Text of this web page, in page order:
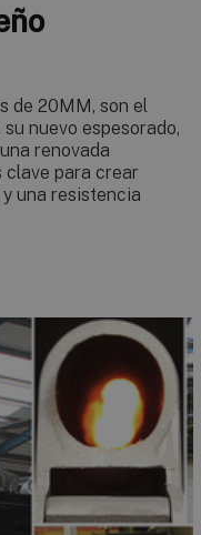
de 20MM, son el
nuevo espesorado,
renovada
clave para crear
una resistencia